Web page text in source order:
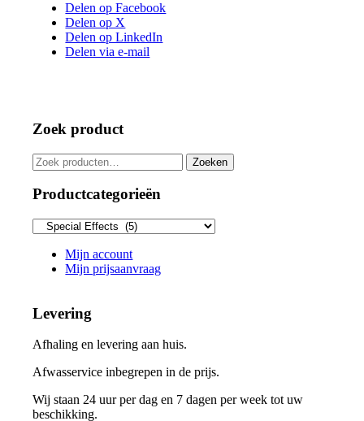
Delen op Facebook
Delen op X
Delen op LinkedIn
Delen via e-mail
Zoek product
Zoeken
naar:
Zoeken
Productcategorieën
Mijn account
Mijn prijsaanvraag
Levering
Afhaling en levering aan huis.
Afwasservice inbegrepen in de prijs.
Wij staan 24 uur per dag en 7 dagen per week tot uw
beschikking.